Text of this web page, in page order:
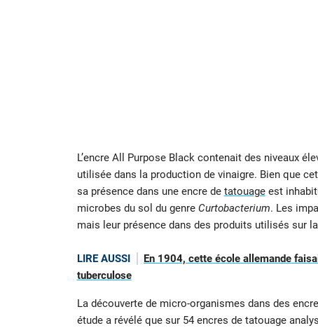
L’encre All Purpose Black contenait des niveaux
utilisée dans la production de vinaigre. Bien que
sa présence dans une encre de tatouageest
microbes du sol du genre Curtobacterium. Les
mais leur présence dans des produits utilisés sur
LIRE AUSSI
En 1904, cette école allemande
tuberculose
La découverte de micro-organismes dans des
étude a révélé que sur 54 encres de tatouage